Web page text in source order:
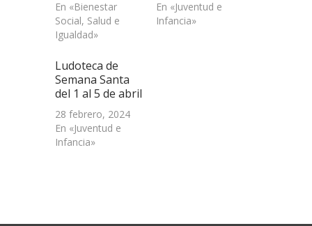
En «Bienestar
Social, Salud e
Igualdad»
En «Juventud e
Infancia»
Ludoteca de
Semana Santa
del 1 al 5 de abril
28 febrero, 2024
En «Juventud e
Infancia»